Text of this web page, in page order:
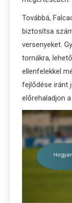
Továbbá,
biztosítsa
versenyeket.
tornákra,
ellenfelekkel
fejlődése iránt
előrehaladjon